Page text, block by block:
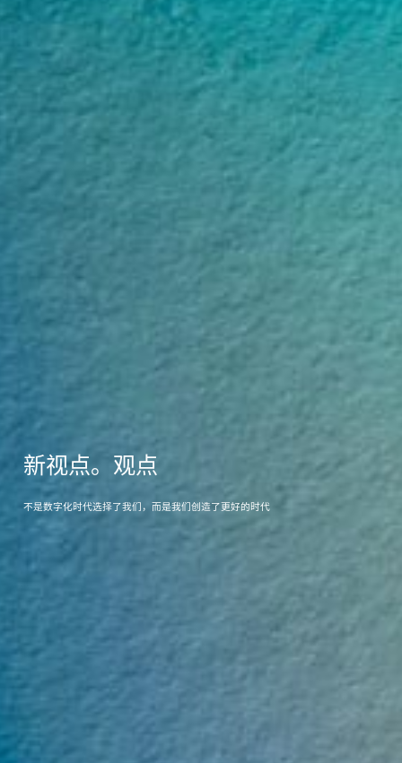
新视点。观点
不是数字化时代选择了我们，而是我们创造了更好的时代